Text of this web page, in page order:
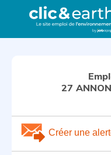
27
Créer une